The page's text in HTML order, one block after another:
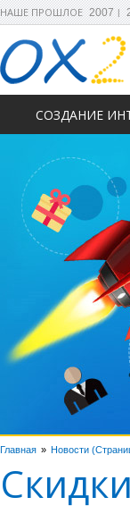
СОЗДАНИЕ
НАШЕ ПРОШЛОЕ 2007
Главная Новости